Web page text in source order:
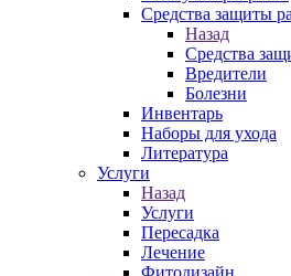
Средства защиты
Назад
Средства
Вредители
Болезни
Инвентарь
Наборы для ухода
Литература
Услуги
Назад
Услуги
Пересадка
Лечение
Фитодизайн